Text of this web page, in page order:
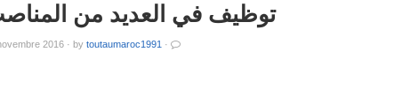
توظيف في العديد من
2016 · by toutaumaroc1991 ·